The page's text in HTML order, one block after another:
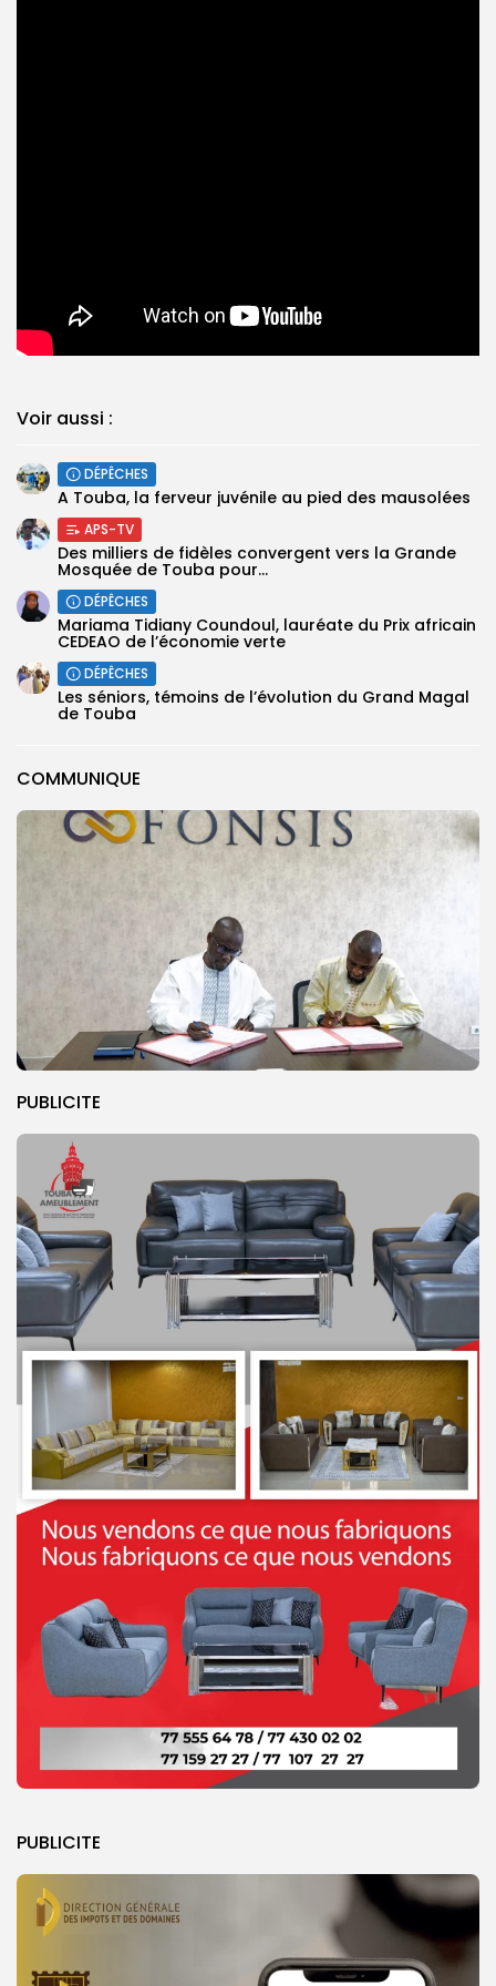
COMMUNIQUE
PUBLICITE
PUBLICITE
Voir aussi :
DÉPÊCHES
A Touba, la ferveur juvénile au pied des mausolées
APS-TV
Des milliers de fidèles convergent vers la Grande
Mosquée de Touba pour...
DÉPÊCHES
Mariama Tidiany Coundoul, lauréate du Prix africain
CEDEAO de l’économie verte
DÉPÊCHES
Les séniors, témoins de l’évolution du Grand Magal
de Touba